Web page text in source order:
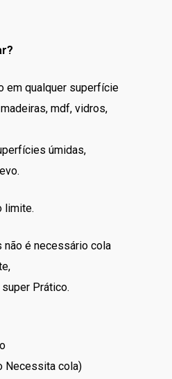
em qualquer superfície
mdf, vidros,
úmidas,
limite.
é necessário cola
Prático.
Necessita cola)